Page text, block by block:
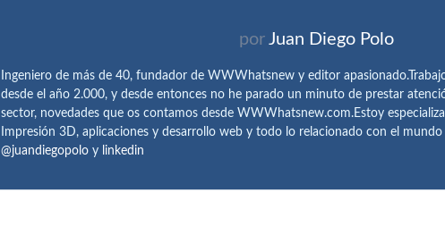
por Juan Diego Polo
Ingeniero de más de 40, fundador de WWWhatsnew y editor
desde el año 2.000, y desde entonces no he parado un minuto de prestar
sector, novedades que os contamos desde WWWhatsnew.com.Estoy
Impresión 3D, aplicaciones y desarrollo web y todo lo relacionado con el
@juandiegopolo y linkedin